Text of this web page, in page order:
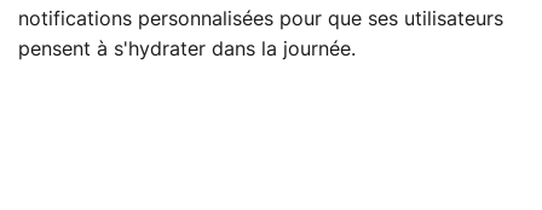
notifications personnalisées pour que ses utilisateurs
pensent à s'hydrater dans la journée.